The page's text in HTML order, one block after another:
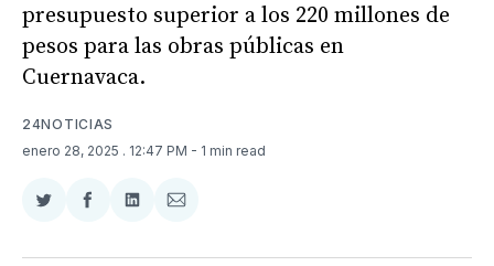
presupuesto superior a los 220 millones de
pesos para las obras públicas en
Cuernavaca.
24NOTICIAS
enero 28, 2025 . 12:47 PM - 1 min read
Compartir
Twitter
Compartir
Facebook
Compartir
LinkedIn
Compartir
Email